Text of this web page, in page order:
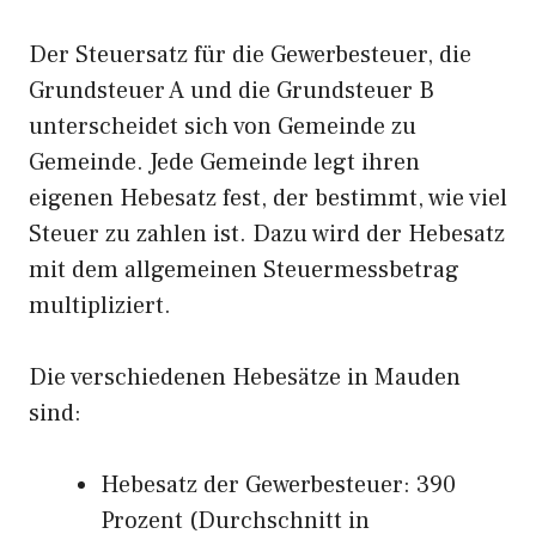
Der Steuersatz für die Gewerbesteuer, die
Grundsteuer A und die Grundsteuer B
unterscheidet sich von Gemeinde zu
Gemeinde. Jede Gemeinde legt ihren
eigenen Hebesatz fest, der bestimmt, wie viel
Steuer zu zahlen ist. Dazu wird der Hebesatz
mit dem allgemeinen Steuermessbetrag
multipliziert.
Die verschiedenen Hebesätze in Mauden
sind:
Hebesatz der Gewerbesteuer: 390
Prozent (Durchschnitt in